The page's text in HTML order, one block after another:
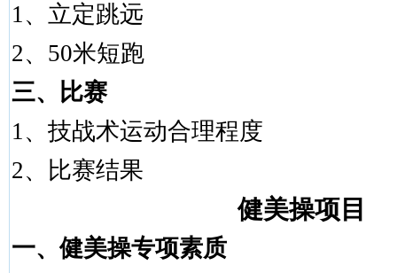
1、立定跳远
2、 50米短跑
三、比赛
1、技战术运动合理程度
2、比赛结果
健美操项目
一、健美操专项素质